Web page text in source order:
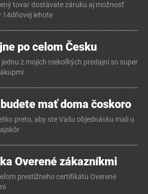
tovar dostávate záruku aj možnosť
14dňovej lehote
po celom Česku
z mojich niekoľkých predajní so super
mať doma čoskoro
preto, aby ste Vašu objednávku mali u
Overené zákazníkmi
prestížneho certifikátu Overené